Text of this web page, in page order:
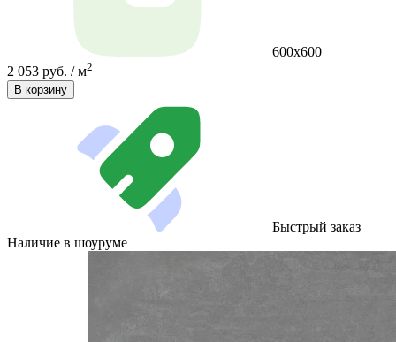
600х600
2 053 руб. / м2
В корзину
Быстрый заказ
Наличие в шоуруме